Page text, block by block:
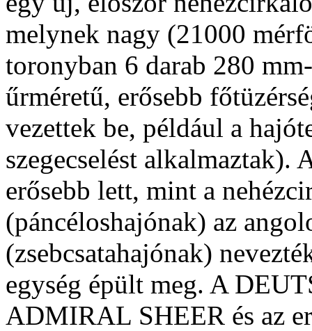
melynek nagy (21000
toronyban 6 darab 280
űrméretű, erősebb
vezettek be, például a
szegecselést alkalmaztak).
erősebb lett, mint a
(páncéloshajónak) az
(zsebcsatahajónak)
egység épült meg. A
ADMIRAL SHEER és az